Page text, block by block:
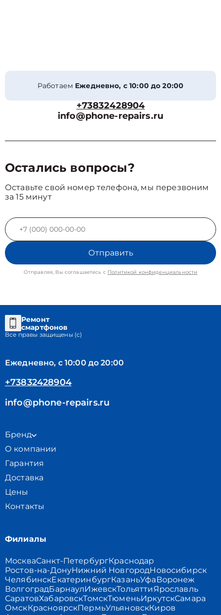
Работаем Ежедневно, с 10:00 до 20:00
+73832428904
info@phone-repairs.ru
Остались вопросы?
Оставьте свой номер телефона, мы перезвоним
за 15 минут
Отправить
Отправляя, Вы соглашаетесь с Политикой конфиденциальности
Ремонт
смартфонов
Все правы защищены (с)
Ежедневно, с 10:00 до 20:00
+73832428904
info@phone-repairs.ru
Бренд
О компании
Гарантия
Доставка
Цены
Контакты
Филиалы
МоскваСанкт-ПетербургКраснодар
Ростов-на-ДонуНижний НовгородНовосибирск
ЧелябинскЕкатеринбургКазаньУфаВоронеж
ВолгоградБарнаулИжевскТольяттиЯрославль
СаратовХабаровскТомскТюменьИркутскСамара
ОмскКрасноярскПермьУльяновскКиров